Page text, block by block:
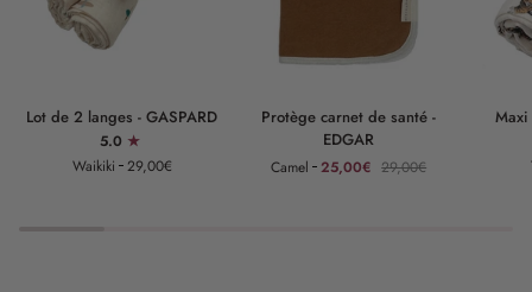
de
Lot de 2 langes - GASPARD
5.0
Waikiki
29,00€
Protège
carnet
santé
Protège carnet de santé -
EDGAR
Camel 25,00€ 29,00€
lange
Maxi